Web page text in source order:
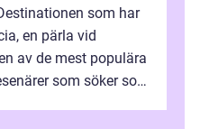
som har
en pärla vid
av de mest populära
som söker sol,